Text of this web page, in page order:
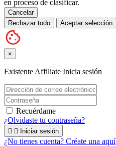
en proceso de clasificar.
Cancelar
Rechazar todo
Aceptar selección
×
Existente Affiliate Inicia sesión
Recuérdame
¿Olvidaste tu contraseña?
  Iniciar sesión
¿No tienes cuenta? Créate una aquí